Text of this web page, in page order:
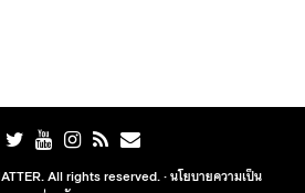
All rights reserved. ·นโยบายความเป็น